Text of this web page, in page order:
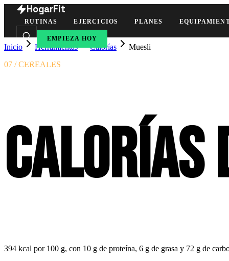
HogarFit
RUTINAS EJERCICIOS PLANES
EMPIEZA HOY
Inicio Herramientas Calorías
Muesli
07 / CEREALES
Calorías
394 kcal por 100 g, con 10 g de proteína, 6 g de grasa y 72 g de